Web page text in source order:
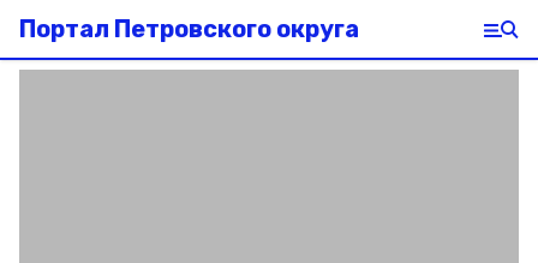
Портал Петровского округа